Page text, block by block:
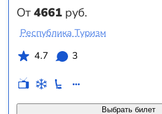
От4661 руб.
Выбрать билет
Республика Туризм
4.7
3